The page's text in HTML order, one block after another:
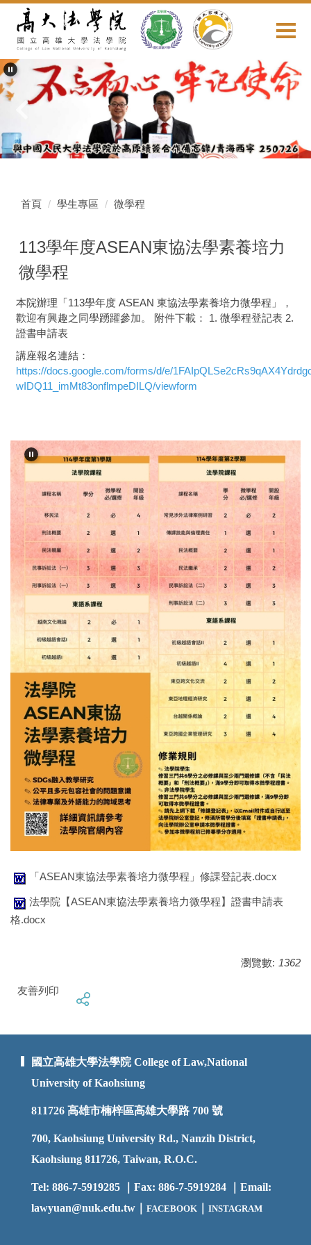
要
內
容
區
首頁 學生專區 微學程
113學年度ASEAN東協法學素養培力
微學程
本院辦理「113學年度 ASEAN 東協法學素養培力微學程」，
歡迎有興趣之同學踴躍參加。 附件下載： 1. 微學程登記表 2.
證書申請表
講座報名連結：
https://docs.google.com/forms/d/e/
wIDQ11_imMt83onflmpeDILQ/viewform
「ASEAN東協法學素養培力微學程」修課登記表.docx
法學院【ASEAN東協法學素養培力微學程】證書申請表
格.docx
瀏覽數: 1362
友善列印
國立高雄大學法學院 College of Law,National
University of Kaohsiung
811726 高雄市楠梓區高雄大學路 700 號
700, Kaohsiung University Rd., Nanzih District,
Kaohsiung 811726, Taiwan, R.O.C.
Tel: 886-7-5919285 ｜Fax: 886-7-5919284 ｜Email:
lawyuan@nuk.edu.tw｜ FACEBOOK INSTAGRAM